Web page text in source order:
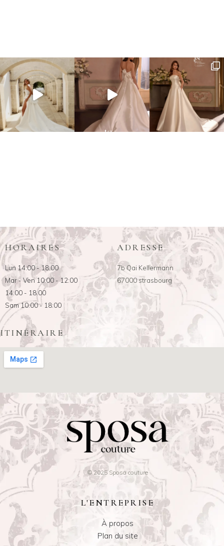
HORAIRES
Lun 14:00 - 18:00
Mar - Ven 10:00 - 12:00
14:00 - 18:00
Sam 10:00 - 18:00
ADRESSE
7b Qai Kellermann
67000 strasbourg
ITINÉRAIRE
© 2025 Sposa couture
L'ENTREPRISE
À propos
Plan du site